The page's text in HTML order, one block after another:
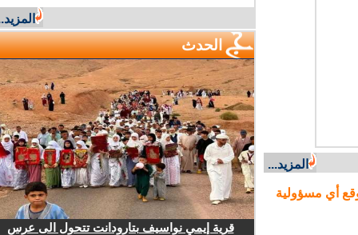
المزيد...
أي مسؤولية
المزيد...
الحدث
قرية إيمي نواسيف بتارودانت تتحول الى عرس